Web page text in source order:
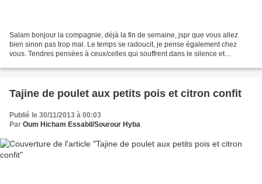
Salam bonjour la compagnie, déjà la fin de semaine, jspr que vous allez
bien sinon pas trop mal. Le temps se radoucit, je pense également chez
vous. Tendres pensées à ceux/celles qui souffrent dans le silence et
Tajine de poulet aux petits pois et citron confit
Publié le 30/11/2013 à 00:03
Par Oum Hicham Essabil/Sourour Hyba